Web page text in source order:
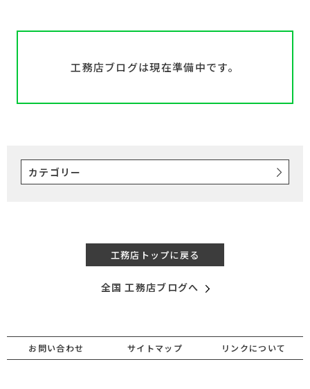
工務店ブログは現在準備中です。
カテゴリー
工務店トップに戻る
全国 工務店ブログへ
お問い合わせ サイトマップ リンクについて